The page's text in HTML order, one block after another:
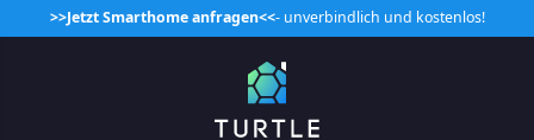
>>Jetzt Smarthome anfragen<<- unverbindlich und kostenlos!